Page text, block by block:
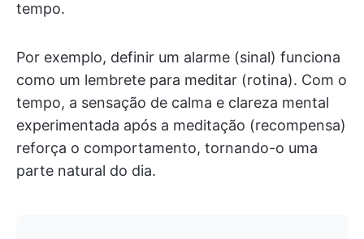
tempo.
Por exemplo, definir um alarme (sinal) funciona
como um lembrete para meditar (rotina). Com o
tempo, a sensação de calma e clareza mental
experimentada após a meditação (recompensa)
reforça o comportamento, tornando-o uma
parte natural do dia.